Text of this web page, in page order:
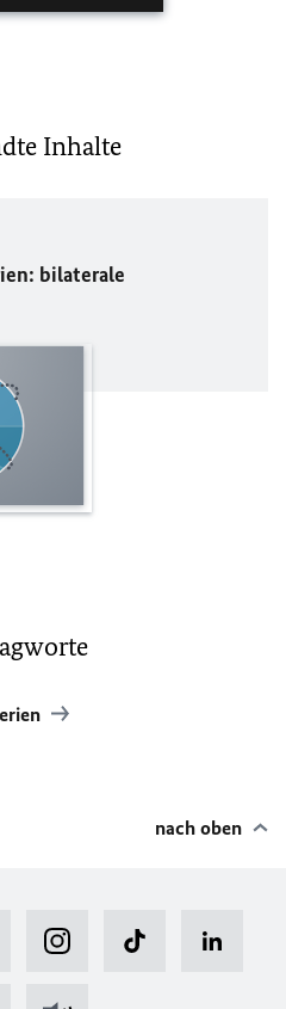
Inhalte
bilaterale
nach oben